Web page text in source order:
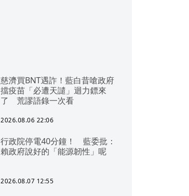
慈濟買BNT遇詐！藍白昔嗆政府
擋疫苗「必遭天譴」迴力鏢來
了 荒謬語錄一次看
2026.08.06 22:06
行政院停電40分鐘！ 藍委批：
賴政府說好的「能源韌性」呢
2026.08.07 12:55